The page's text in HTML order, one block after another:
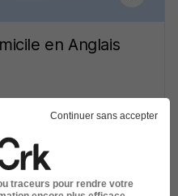
en Anglais
16,50 € / heure
Continuer sans accepter
traceurs pour rendre votre